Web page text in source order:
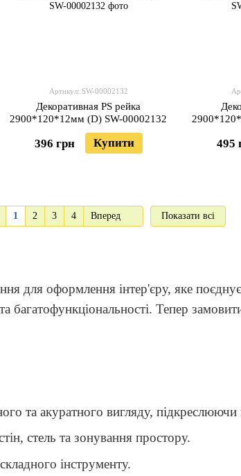
для оформлення інтер'єру, яке
Тепер
та акуратного вигляду, підкреслюючи
стель та зонування простору.
інструменту.
Артикул: SW-00002132
Декоративная PS рейка
2900*120*12мм (D) SW-00002132
396 грн Купити 495
1 2 3 4 Вперед Показати всі